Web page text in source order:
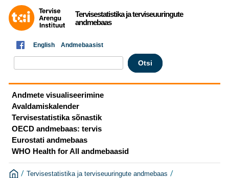
Tervisestatistika ja terviseuuringute
andmebaas
English Andmebaasist
Andmete visualiseerimine
Avaldamiskalender
Tervisestatistika sõnastik
OECD andmebaas: tervis
Eurostati andmebaas
WHO Health for All andmebaasid
/ Tervisestatistika ja terviseuuringute andmebaas /